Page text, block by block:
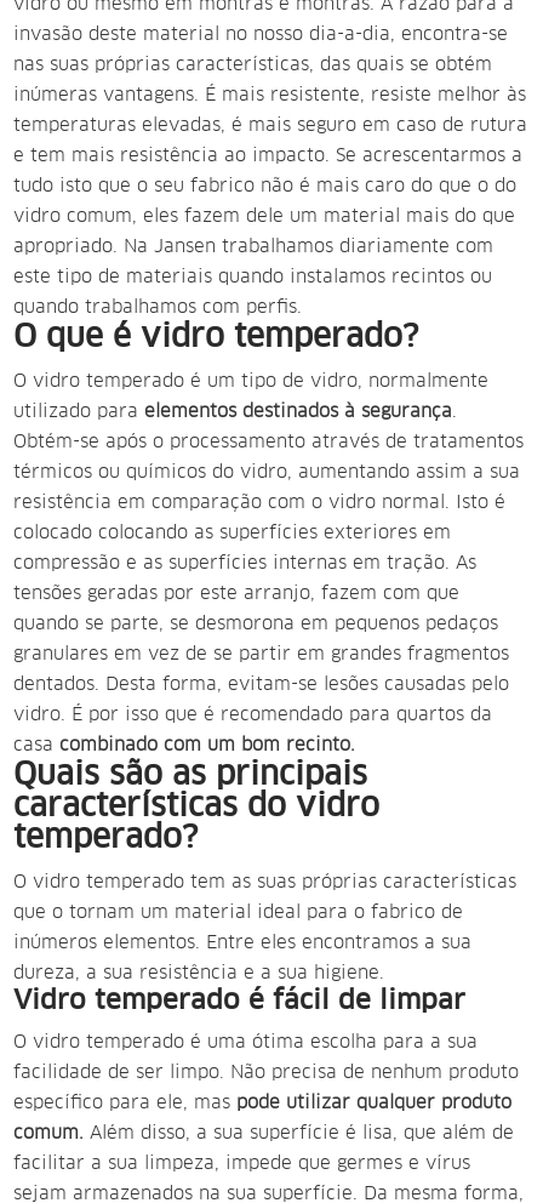
vidro ou mesmo em montras e montras.
A razão para a
invasão deste material no nosso dia-a-dia, encontra-se
nas suas próprias características, das quais se obtém
inúmeras vantagens. É mais resistente, resiste melhor às
temperaturas elevadas, é mais seguro em caso de rutura
e tem mais resistência ao impacto. Se acrescentarmos a
tudo isto que o seu fabrico não é mais caro do que o do
vidro comum, eles fazem dele um material mais do que
apropriado. Na Jansen trabalhamos diariamente com
este tipo de materiais quando instalamos recintos ou
quando trabalhamos com perfis.
O que é vidro temperado?
O vidro temperado é um tipo de vidro, normalmente
utilizado paraelementos destinados à segurança
Obtém-se após o processamento através de tratamentos
térmicos ou químicos do vidro, aumentando assim a sua
resistência em comparação com o vidro normal.
Isto é
colocado colocando as superfícies exteriores em
compressão e as superfícies internas em tração. As
tensões geradas por este arranjo, fazem com que
quando se parte, se desmorona em pequenos pedaços
granulares em vez de se partir em grandes fragmentos
dentados. Desta forma, evitam-se lesões causadas pelo
vidro. É por isso que é recomendado para quartos da
casacombinado com um bom recinto.
Quais são as principais
características do vidro
temperado?
O vidro temperado tem as suas próprias características
que o tornam um material ideal para o fabrico de
inúmeros elementos. Entre eles encontramos a sua
dureza, a sua resistência e a sua higiene.
Vidro temperado é fácil de limpar
O vidro temperado é uma ótima escolha para a sua
facilidade de ser limpo. Não precisa de nenhum produto
específico para ele, mas pode utilizar qualquer produto
comum. Além disso, a sua superfície é lisa, que além de
facilitar a sua limpeza, impede que germes e vírus
sejam armazenados na sua superfície. Da mesma forma,